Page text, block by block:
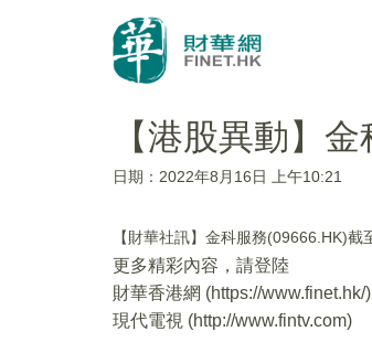
【港股異動】
日期：2022年8月16日 上午10:21
【財華社訊】金科服務(09666.HK)
更多精彩內容，請登陸
財華香港網 (https://www.finet.hk/)
現代電視 (http://www.fintv.com)